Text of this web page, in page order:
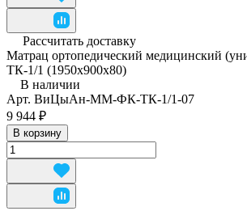
Рассчитать доставку
Матрац ортопедический медицинский
ТК-1/1 (1950x900x80)
В наличии
Арт. ВиЦыАн-ММ-ФК-ТК-1/1-07
9 944 ₽
В корзину